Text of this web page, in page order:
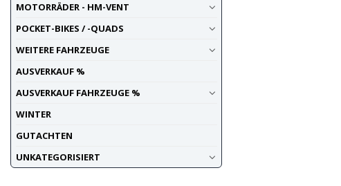
MOTORRÄDER - HM-VENT
POCKET-BIKES / -QUADS
WEITERE FAHRZEUGE
AUSVERKAUF %
AUSVERKAUF FAHRZEUGE %
WINTER
GUTACHTEN
UNKATEGORISIERT